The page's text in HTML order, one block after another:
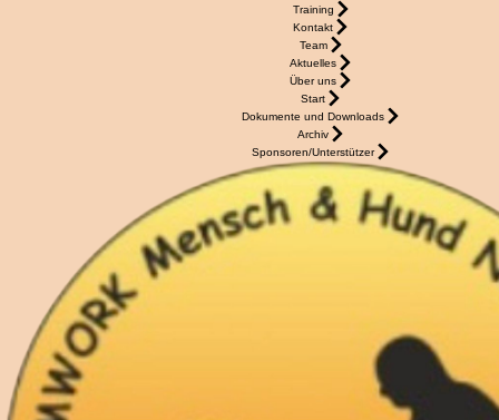
Training
Kontakt
Team
Aktuelles
Über uns
Start
Dokumente und Downloads
Archiv
Sponsoren/Unterstützer